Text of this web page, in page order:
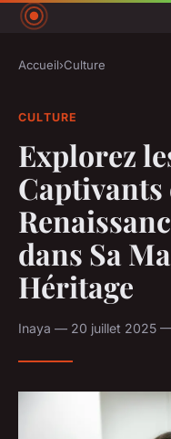
Accueil›Culture
CULTURE
Explorez
dans Sa
Héritage
Inaya — 20 juillet 2025